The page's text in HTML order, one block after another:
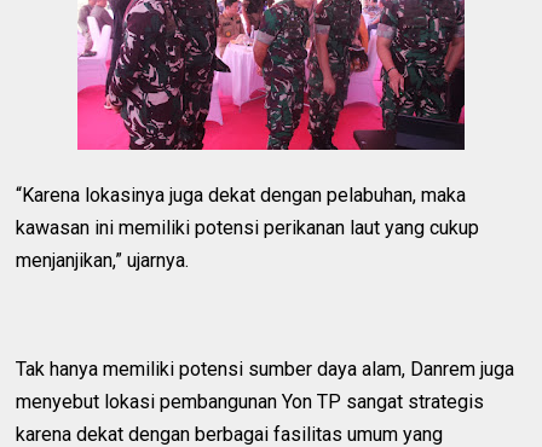
“Karena lokasinya juga dekat dengan pelabuhan, maka
kawasan ini memiliki potensi perikanan laut yang cukup
menjanjikan,” ujarnya.
Tak hanya memiliki potensi sumber daya alam, Danrem juga
menyebut lokasi pembangunan Yon TP sangat strategis
karena dekat dengan berbagai fasilitas umum yang